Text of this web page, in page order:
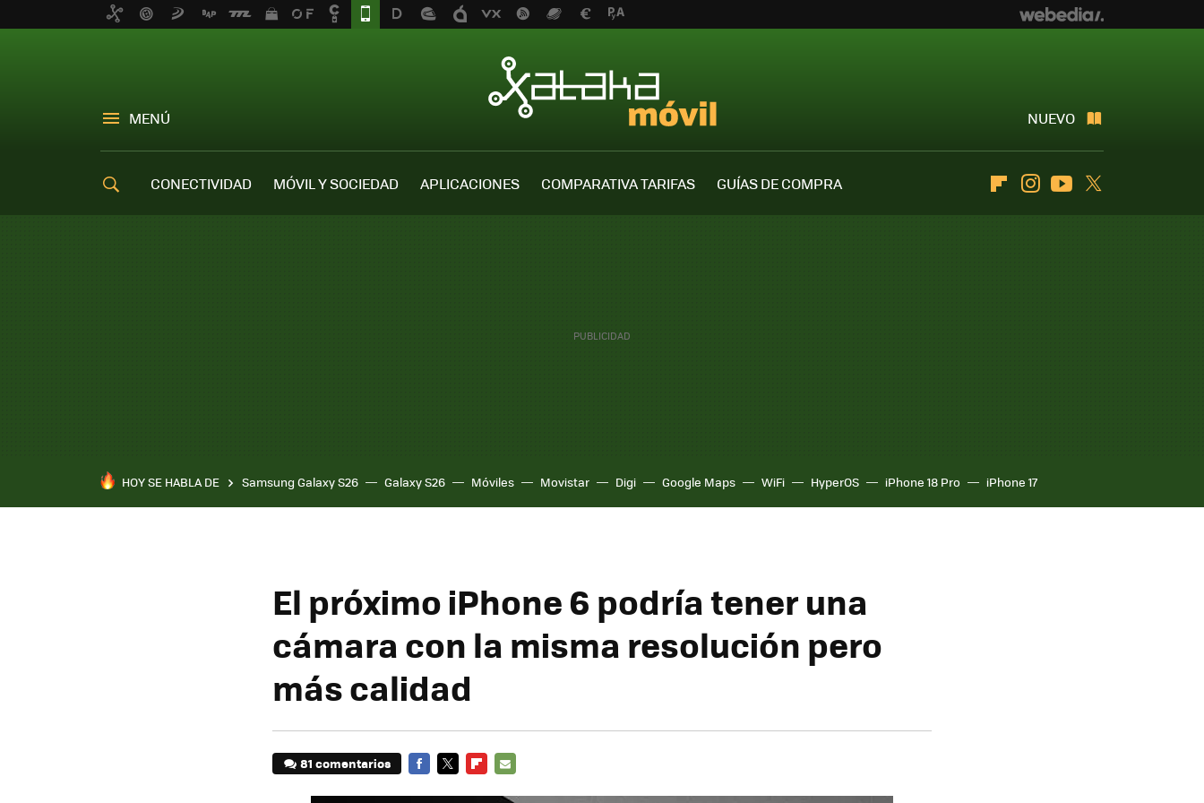
MENÚ NUEVO
CONECTIVIDAD MÓVIL Y SOCIEDAD APLICACIONES COMPARATIVA TARIFAS
GUÍAS DE COMPRA
FlipboardInstagramYoutube
HOY SE HABLA DE Samsung Galaxy S26 Galaxy S26 Móviles Movistar Digi Google Maps WiFi HyperOS iPhone 18 Pro iPhone 17
El próximo iPhone 6 podría tener una
cámara con la misma resolución pero
más calidad
81 comentarios